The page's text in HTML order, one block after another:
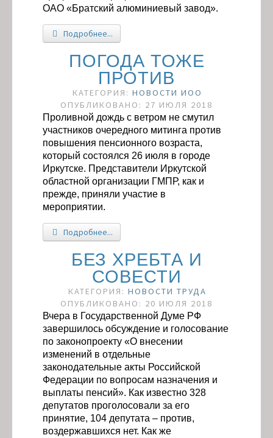
ОАО «Братский алюминиевый завод».
Подробнее...
ПОГОДА ТОЖЕ
ПРОТИВ
КАТЕГОРИЯ: НОВОСТИ ИОО
ОПУБЛИКОВАНО: 27 ИЮЛЯ 2018
Проливной дождь с ветром не смутил
участников очередного митинга против
повышения пенсионного возраста,
который состоялся 26 июля в городе
Иркутске. Представители Иркутской
областной организации ГМПР, как и
прежде, приняли участие в
мероприятии.
Подробнее...
БЕЗ ХРЕБТА И
СОВЕСТИ
КАТЕГОРИЯ: НОВОСТИ ТРУДА
ОПУБЛИКОВАНО: 20 ИЮЛЯ 2018
Вчера в Государственной Думе РФ
завершилось обсуждение и голосование
по законопроекту «О внесении
изменений в отдельные
законодательные акты Российской
Федерации по вопросам назначения и
выплаты пенсий». Как известно 328
депутатов проголосовали за его
принятие, 104 депутата – против,
воздержавшихся нет. Как же